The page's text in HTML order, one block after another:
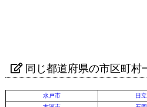
同じ都道府県の市区町村
水戸市 日